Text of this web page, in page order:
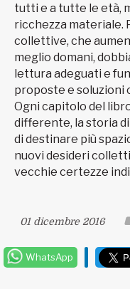
tutti e a tutte le età,
ricchezza materiale.
collettive, che
meglio domani,
lettura adeguati e
proposte e soluzioni
Ogni capitolo del
differente, la storia di
di destinare più
nuovi desideri
vecchie certezze
01 dicembre 2016
WhatsApp